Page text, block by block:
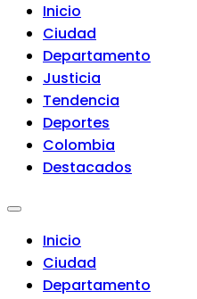
Inicio
Ciudad
Departamento
Justicia
Tendencia
Deportes
Colombia
Destacados
Inicio
Ciudad
Departamento